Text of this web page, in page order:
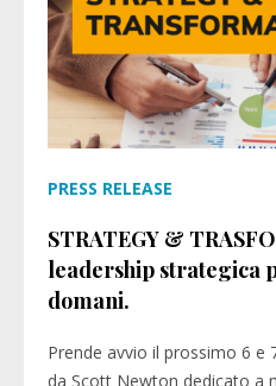
PRESS RELEASE
STRATEGY &
leadership strategica
domani.
Prende avvio il prossimo 6
da Scott Newton dedicato a